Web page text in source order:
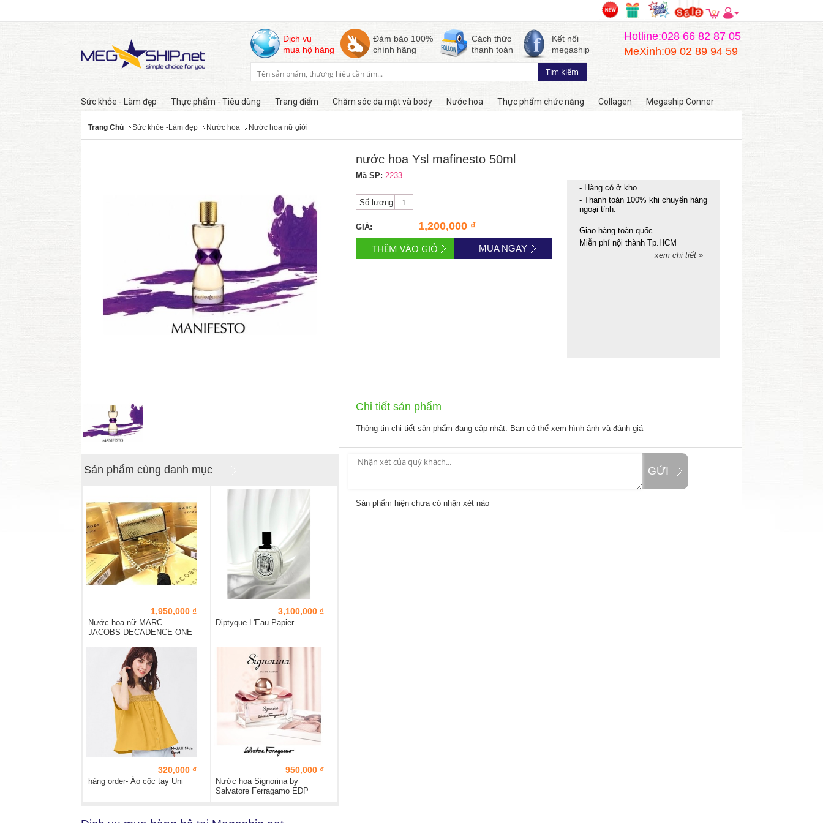
0
Dịch vụ
mua hộ hàng
Đảm bảo 100%
chính hãng
Cách thức
thanh toán
Kết nối
megaship
Hotline:028 66 82 87 05
MeXinh:09 02 89 94 59
Sức khỏe - Làm đẹp Thực phẩm - Tiêu dùng Trang điểm Chăm sóc da mặt và body Nước hoa Thực phẩm chức năng Collagen Megaship Conner
Trang Chủ Sức khỏe -Làm đẹp Nước hoa Nước hoa nữ giới
Còn hàng
Sản phẩm cùng danh mục
1,950,000 ₫
Nước hoa nữ MARC
JACOBS DECADENCE ONE
3,100,000 ₫
Diptyque L'Eau Papier
320,000 ₫
hàng order- Áo cộc tay Uni
950,000 ₫
Nước hoa Signorina by
Salvatore Ferragamo EDP
nước hoa Ysl mafinesto 50ml
Mã SP: 2233
Số lượng
GIÁ: 1,200,000 ₫
MUA NGAY
- Hàng có ở kho
- Thanh toán 100% khi chuyển hàng
ngoại tỉnh.
Giao hàng toàn quốc
Miễn phí nội thành Tp.HCM
xem chi tiết »
Chi tiết sản phẩm
Thông tin chi tiết sản phẩm đang cập nhật. Bạn có thể xem hình ảnh và đánh giá
GỬI
Sản phẩm hiện chưa có nhận xét nào